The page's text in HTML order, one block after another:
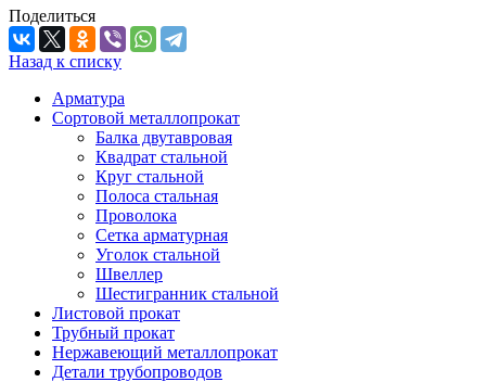
Поделиться
Назад к списку
Арматура
Сортовой металлопрокат
Балка двутавровая
Квадрат стальной
Круг стальной
Полоса стальная
Проволока
Сетка арматурная
Уголок стальной
Швеллер
Шестигранник стальной
Листовой прокат
Трубный прокат
Нержавеющий металлопрокат
Детали трубопроводов